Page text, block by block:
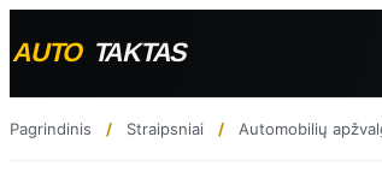
Pagrindinis Straipsniai Automobilių